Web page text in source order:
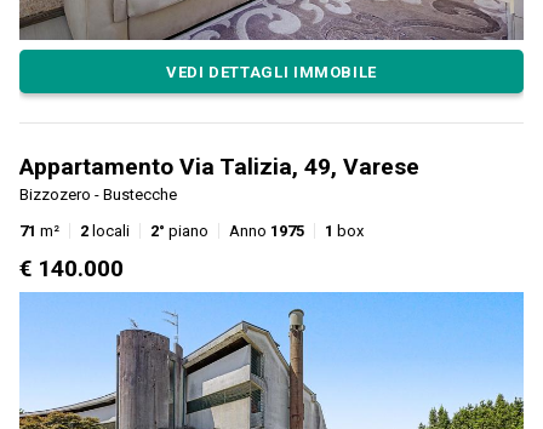
VEDI DETTAGLI IMMOBILE
Appartamento Via Talizia, 49, Varese
Bizzozero - Bustecche
71 m² 2 locali 2° piano Anno 1975 1 box
€ 140.000